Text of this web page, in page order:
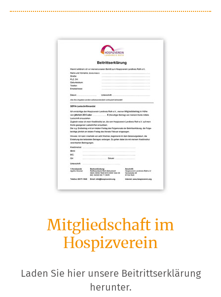
Mitgliedschaft im
Hospizverein
Laden Sie hier unsere Beitrittserklärung
herunter.